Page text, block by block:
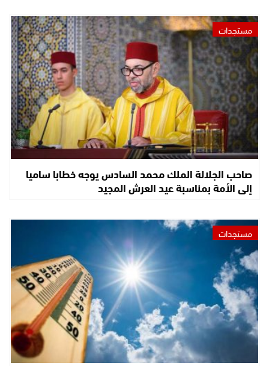
مستجدات
صاحب الجلالة الملك محمد السادس يوجه خطابا ساميا
إلى الأمة بمناسبة عيد العرش المجيد
مستجدات